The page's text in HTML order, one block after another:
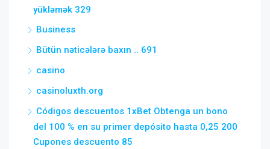
yükləmək 329
Business
Bütün nəticələrə baxın .. 691
casino
casinoluxth.org
Códigos descuentos 1xBet Obtenga un bono
del 100 % en su primer depósito hasta 0,25 200
Cupones descuento 85